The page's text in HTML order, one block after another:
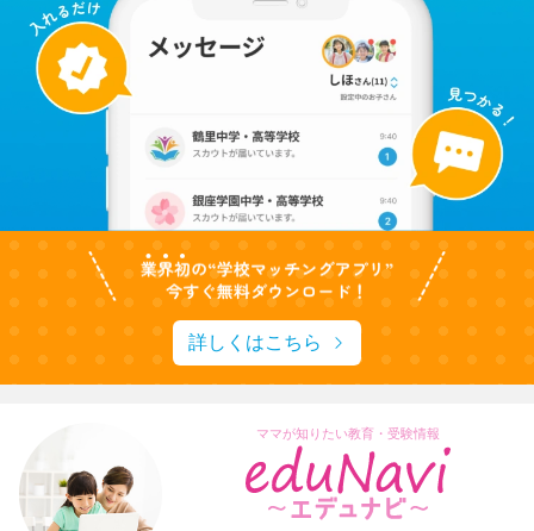
詳しくはこちら
ママが知りたい教育・受験情報